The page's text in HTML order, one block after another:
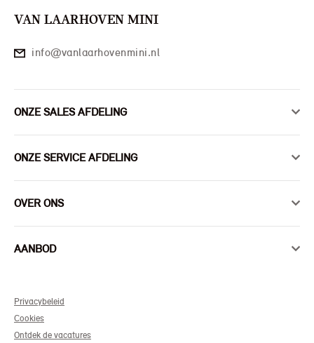
VAN LAARHOVEN MINI
info@vanlaarhovenmini.nl
ONZE SALES AFDELING
ONZE SERVICE AFDELING
OVER ONS
AANBOD
Privacybeleid
Cookies
Ontdek de vacatures